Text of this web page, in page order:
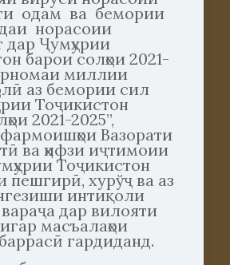
одам ва бемории
норасоии
дар Ҷумҳурии
барои солҳои 2021-
миллии
аз бемории сил
Тоҷикистон
2021-2025”,
Вазорати
ва ҳифзи иҷтимоии
Тоҷикистон
пешгирӣ, хурўҷ ва аз
интиқоли
дар вилояти
масъалаҳои
гардиданд.